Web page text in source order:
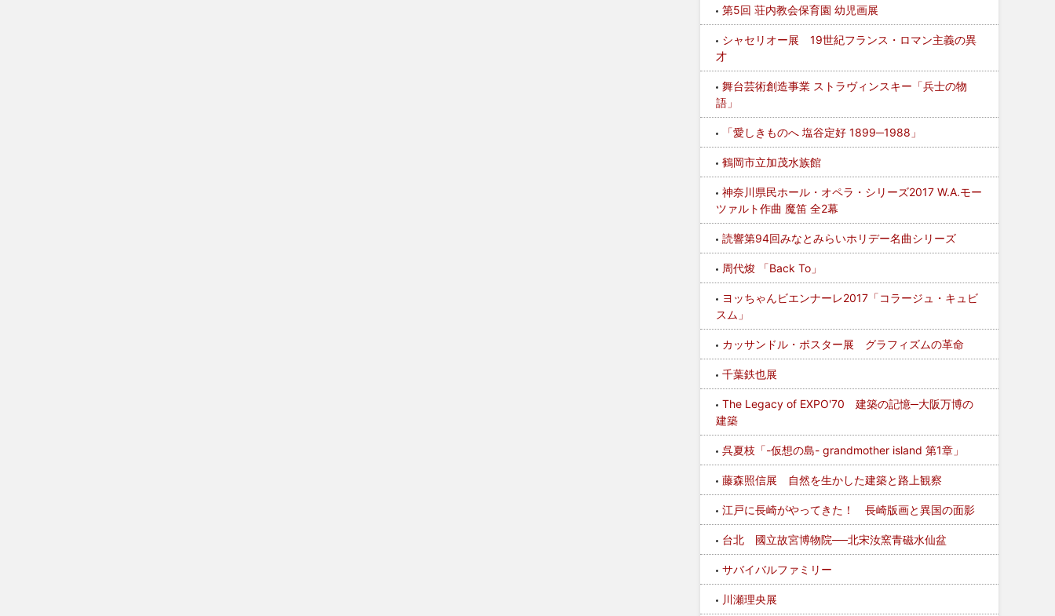
第5回 荘内教会保育園 幼児画展
シャセリオー展 19世紀フランス・ロマン主義の異
才
舞台芸術創造事業 ストラヴィンスキー「兵士の物
語」
「愛しきものへ 塩谷定好 1899─1988」
鶴岡市立加茂水族館
神奈川県民ホール・オペラ・シリーズ2017 W.A.モー
ツァルト作曲 魔笛 全2幕
読響第94回みなとみらいホリデー名曲シリーズ
周代焌 「Back To」
ヨッちゃんビエンナーレ2017「コラージュ・キュビ
スム」
カッサンドル・ポスター展 グラフィズムの革命
千葉鉄也展
The Legacy of EXPO'70 建築の記憶─大阪万博の
建築
呉夏枝「-仮想の島- grandmother island 第1章」
藤森照信展 自然を生かした建築と路上観察
江戸に長崎がやってきた！ 長崎版画と異国の面影
台北 國立故宮博物院──北宋汝窯青磁水仙盆
サバイバルファミリー
川瀬理央展